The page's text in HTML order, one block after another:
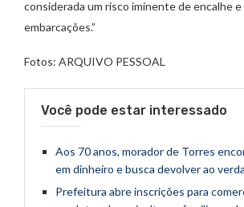
considerada um risco iminente de encalhe
embarcações.”
Fotos: ARQUIVO PESSOAL
Você pode estar interessado
Aos 70 anos, morador de Torres
em dinheiro e busca devolver ao
Prefeitura abre inscrições para